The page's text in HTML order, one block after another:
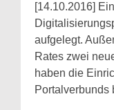
[14.10.2016]
aufgelegt.
Rates zwei
haben die
Portalverbunds